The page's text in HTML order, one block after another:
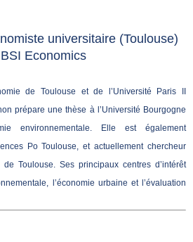
universitaire (Toulouse)
Economics
de Toulouse et de l’Université Paris II
prépare une thèse à l’Université Bourgogne
environnementale. Elle est également
Po Toulouse, et actuellement chercheur
de Toulouse. Ses principaux centres d’intérêt
l’économie urbaine et l’évaluation